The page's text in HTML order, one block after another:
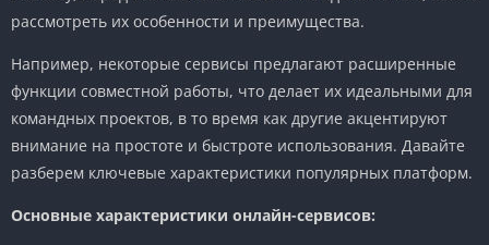
рассмотреть их особенности и преимущества.
Например, некоторые сервисы предлагают расширенные
функции совместной работы, что делает их идеальными для
командных проектов, в то время как другие акцентируют
внимание на простоте и быстроте использования. Давайте
разберем ключевые характеристики популярных платформ.
Основные характеристики онлайн-сервисов: